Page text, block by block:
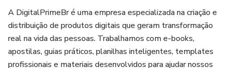
A DigitalPrimeBr é uma empresa especializada na criação e
distribuição de produtos digitais que geram transformação
real na vida das pessoas. Trabalhamos com e-books,
apostilas, guias práticos, planilhas inteligentes, templates
profissionais e materiais desenvolvidos para ajudar nossos